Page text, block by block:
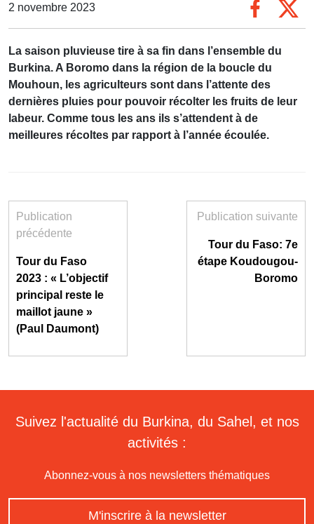
2 novembre 2023
La saison pluvieuse tire à sa fin dans l’ensemble du
Burkina. A Boromo dans la région de la boucle du
Mouhoun, les agriculteurs sont dans l’attente des
dernières pluies pour pouvoir récolter les fruits de leur
labeur. Comme tous les ans ils s’attendent à de
meilleures récoltes par rapport à l’année écoulée.
Publication
précédente
Tour du Faso
2023 : « L’objectif
principal reste le
maillot jaune »
(Paul Daumont)
Publication suivante
Tour du Faso: 7e
étape Koudougou-
Boromo
Suivez l'actualité du Burkina, du Sahel, et nos
activités :
Abonnez-vous à nos newsletters thématiques
M'inscrire à la newsletter